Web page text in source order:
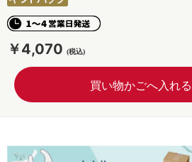
￥4,070